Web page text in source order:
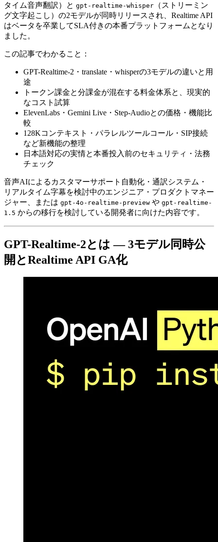
タイム音声翻訳）と gpt-realtime-whisper （ストリーミン
グ文字起こし）の2モデルが同時リリースされ、Realtime API
はベータを卒業してSLA付きの本番プラットフォームとなり
ました。
この記事でわかること：
GPT-Realtime-2・translate・whisperの3モデルの違いと用
途
トークン課金と分課金が混在する料金体系と、現実的
なコスト試算
ElevenLabs・Gemini Live・Step-Audioとの価格・機能比
較
128Kコンテキスト・パラレルツールコール・SIP接続
など新機能の整理
日本語対応の実情と本番投入前のセキュリティ・法務
チェック
音声AIによるカスタマーサポート自動化・通訳システム・
リアルタイム字幕を検討中のエンジニア・プロダクトマネー
ジャー、または gpt-4o-realtime-preview や gpt-realtime-
1.5 からの移行を検討している開発者に向けた内容です。
GPT-Realtime-2とは — 3モデル同時公
開とRealtime API GA化